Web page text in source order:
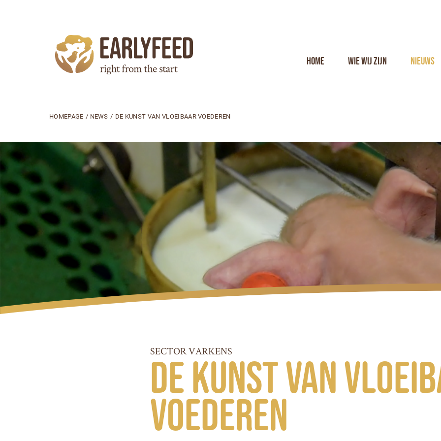
Home Wie wij zijn Nieuws
HOMEPAGE / NEWS / DE KUNST VAN VLOEIBAAR VOEDEREN
SECTOR VARKENS
De kunst van
voederen